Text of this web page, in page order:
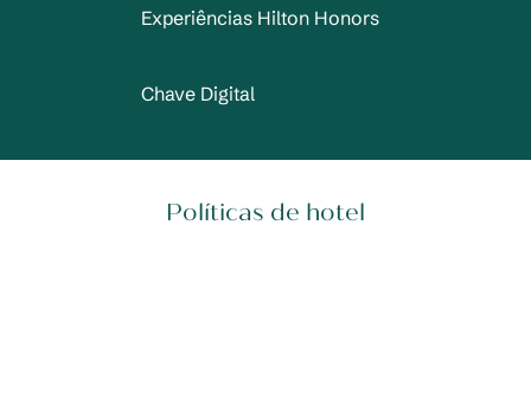
Experiências Hilton Honors
Chave Digital
Políticas de hotel